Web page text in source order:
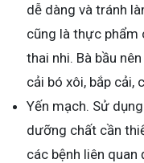
dễ dàng và tránh
cũng là thực phẩm
thai nhi. Bà bầu
cải bó xôi, bắp cải,
Yến mạch. Sử
dưỡng chất cần
các bệnh liên quan